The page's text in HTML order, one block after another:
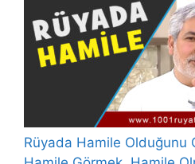
Rüyada Hamile Olduğunu